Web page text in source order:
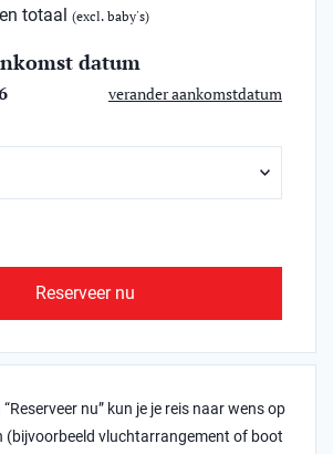
totaal (excl. baby's)
datum
verander aankomstdatum
Reserveer nu
nu” kun je je reis naar wens op
(bijvoorbeeld vluchtarrangement of boot